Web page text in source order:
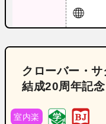
クローバー・
結成20周年記
室内楽